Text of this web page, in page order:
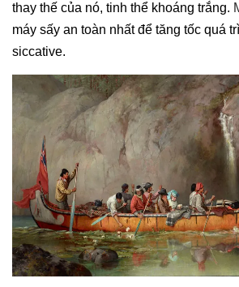
thay thế của nó, tinh thể khoáng trắng.
máy sấy an toàn nhất để tăng tốc quá
siccative.